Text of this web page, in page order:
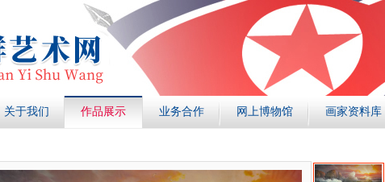
关于我们 作品展示 业务合作 网上博物馆 画家资料库